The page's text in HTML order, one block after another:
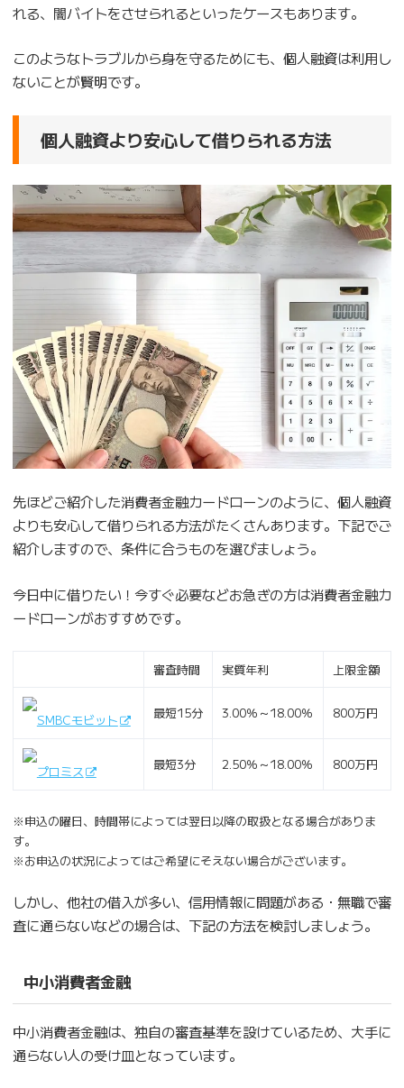
れる、闇バイトをさせられるといったケースもあります。
このようなトラブルから身を守るためにも、個人融資は利用し
ないことが賢明です。
個人融資より安心して借りられる方法
先ほどご紹介した消費者金融カードローンのように、個人融資
よりも安心して借りられる方法がたくさんあります。下記でご
紹介しますので、条件に合うものを選びましょう。
今日中に借りたい！今すぐ必要などお急ぎの方は消費者金融カ
ードローンがおすすめです。
審査時間 実質年利 上限金額
SMBCモビット 最短15分 3.00％～18.00％ 800万円
プロミス 最短3分 2.50％～18.00％ 800万円
※申込の曜日、時間帯によっては翌日以降の取扱となる場合がありま
す。
※お申込の状況によってはご希望にそえない場合がございます。
しかし、他社の借入が多い、信用情報に問題がある・無職で審
査に通らないなどの場合は、下記の方法を検討しましょう。
中小消費者金融
中小消費者金融は、独自の審査基準を設けているため、大手に
通らない人の受け皿となっています。